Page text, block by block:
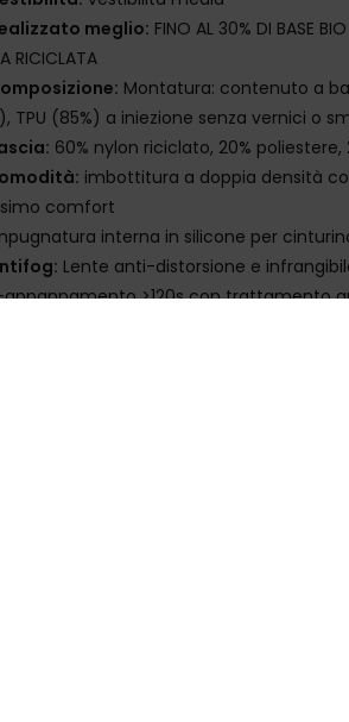
meglio: FINO AL 30% DI BASE
RICICLATA
Montatura: contenuto a
TPU (85%) a iniezione senza vernici o
60% nylon riciclato, 20%
imbottitura a doppia densità
comfort
interna in silicone per
Lente anti-distorsione e
>120s con trattamento
100% protezione UV - filtro